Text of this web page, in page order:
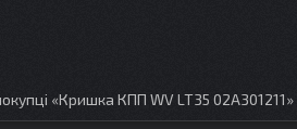
«Кришка КПП WV LT35 02A301211»